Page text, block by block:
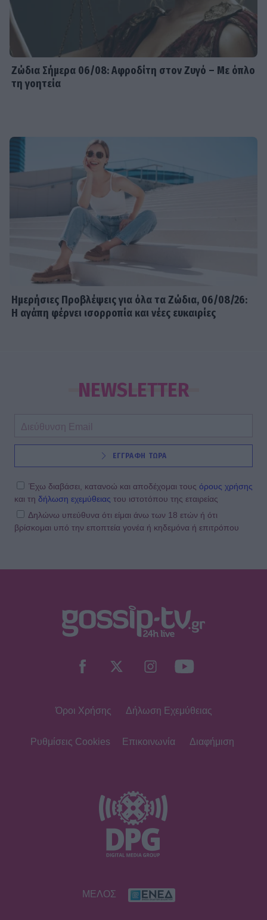
Ζώδια Σήμερα 06/08: Αφροδίτη στον Ζυγό – Με όπλο
τη γοητεία
Ημερήσιες Προβλέψεις για όλα τα Ζώδια, 06/08/26:
Η αγάπη φέρνει ισορροπία και νέες ευκαιρίες
NEWSLETTER
ΕΓΓΡΑΦΗ ΤΩΡΑ
Έχω διαβάσει, κατανοώ και αποδέχομαι τους όρους χρήσης
και τη δήλωση εχεμύθειας του ιστοτόπου της εταιρείας
Δηλώνω υπεύθυνα ότι είμαι άνω των 18 ετών ή ότι
βρίσκομαι υπό την εποπτεία γονέα ή κηδεμόνα ή επιτρόπου
Όροι Χρήσης Δήλωση Εχεμύθειας
Ρυθμίσεις Cookies Επικοινωνία Διαφήμιση
ΜΕΛΟΣ